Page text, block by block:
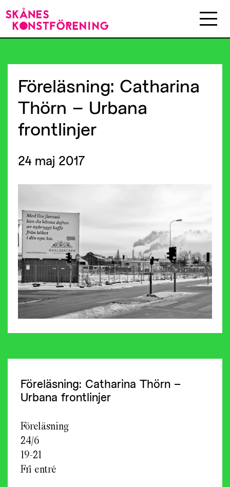
Föreläsning: Catharina
Thörn – Urbana
frontlinjer
24 maj 2017
Föreläsning: Catharina Thörn –
Urbana frontlinjer
Föreläsning
24/6
19-21
Fri entré